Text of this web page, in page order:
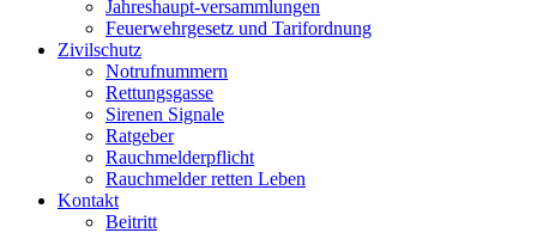
Jahreshaupt-versammlungen
Feuerwehrgesetz und Tarifordnung
Zivilschutz
Notrufnummern
Rettungsgasse
Sirenen Signale
Ratgeber
Rauchmelderpflicht
Rauchmelder retten Leben
Kontakt
Beitritt